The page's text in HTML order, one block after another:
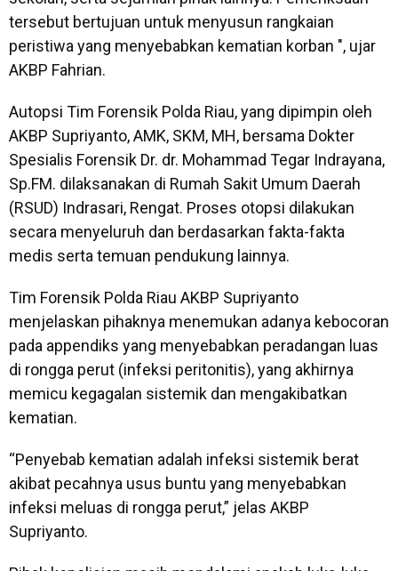
tersebut bertujuan untuk menyusun rangkaian
peristiwa yang menyebabkan kematian korban ", ujar
AKBP Fahrian.
Autopsi Tim Forensik Polda Riau, yang dipimpin oleh
AKBP Supriyanto, AMK, SKM, MH, bersama Dokter
Spesialis Forensik Dr. dr. Mohammad Tegar Indrayana,
Sp.FM. dilaksanakan di Rumah Sakit Umum Daerah
(RSUD) Indrasari, Rengat. Proses otopsi dilakukan
secara menyeluruh dan berdasarkan fakta-fakta
medis serta temuan pendukung lainnya.
Tim Forensik Polda Riau AKBP Supriyanto
menjelaskan pihaknya menemukan adanya kebocoran
pada appendiks yang menyebabkan peradangan luas
di rongga perut (infeksi peritonitis), yang akhirnya
memicu kegagalan sistemik dan mengakibatkan
kematian.
“Penyebab kematian adalah infeksi sistemik berat
akibat pecahnya usus buntu yang menyebabkan
infeksi meluas di rongga perut,” jelas AKBP
Supriyanto.